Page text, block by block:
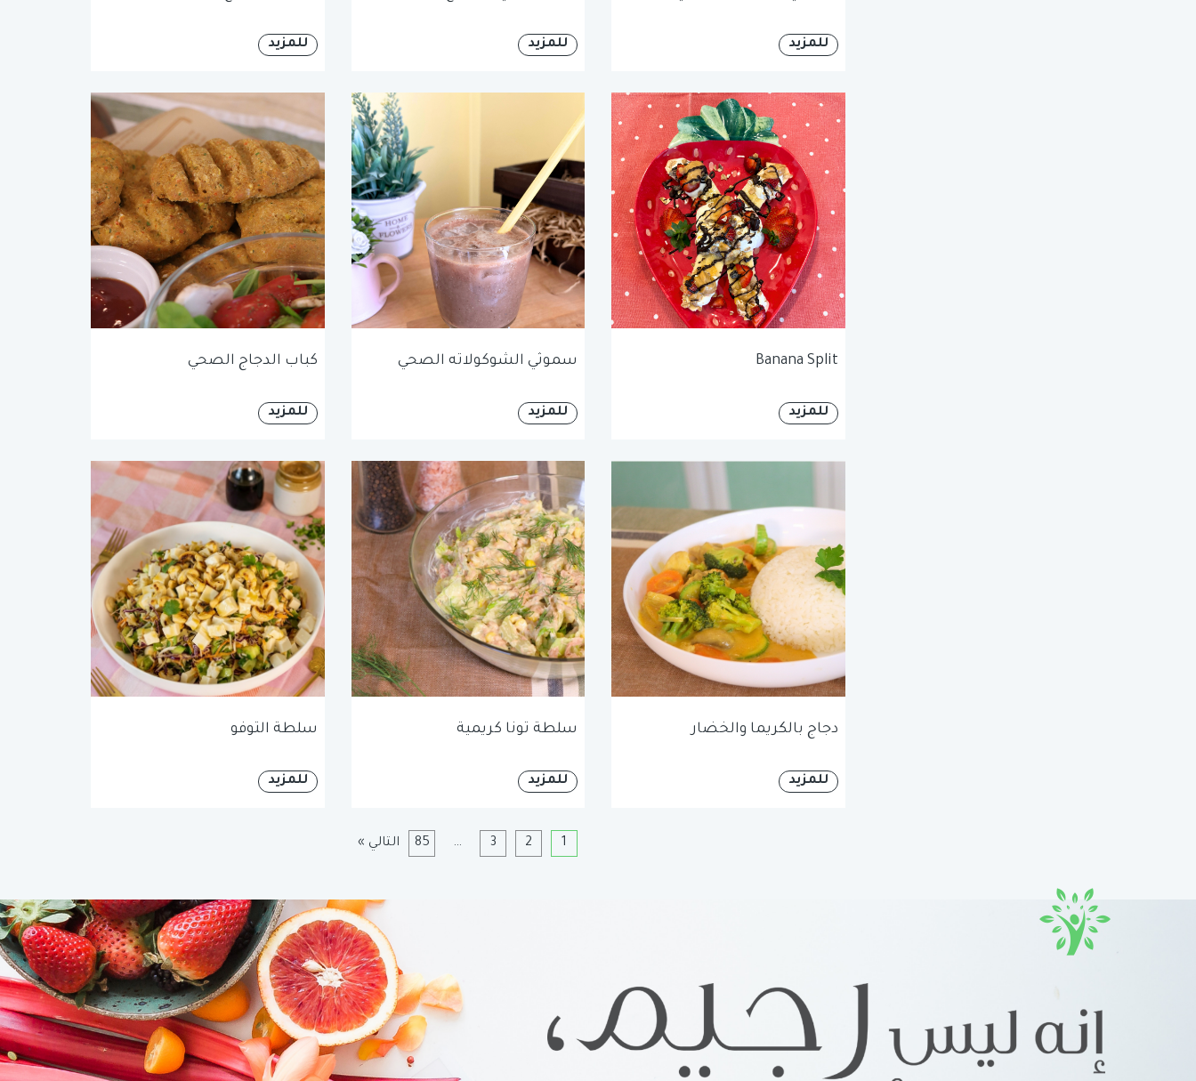
للمزيد للمزيد للمزيد
Banana Split
للمزيد
سموثي الشوكولاته الصحي
للمزيد
كباب الدجاج الصحي
للمزيد
دجاج بالكريما والخضار
للمزيد
سلطة تونا كريمية
للمزيد
سلطة التوفو
للمزيد
1
2
3
…
85 التالي »